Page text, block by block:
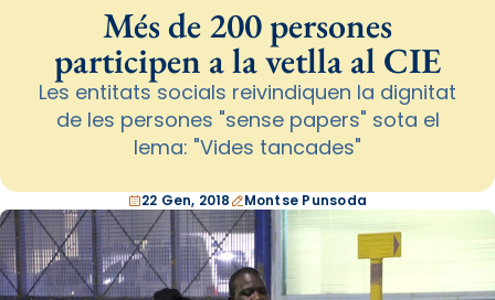
Més de 200 persones
participen a la vetlla al CIE
Les entitats socials reivindiquen la dignitat
de les persones "sense papers" sota el
lema: "Vides tancades"
22 Gen, 2018 Montse Punsoda